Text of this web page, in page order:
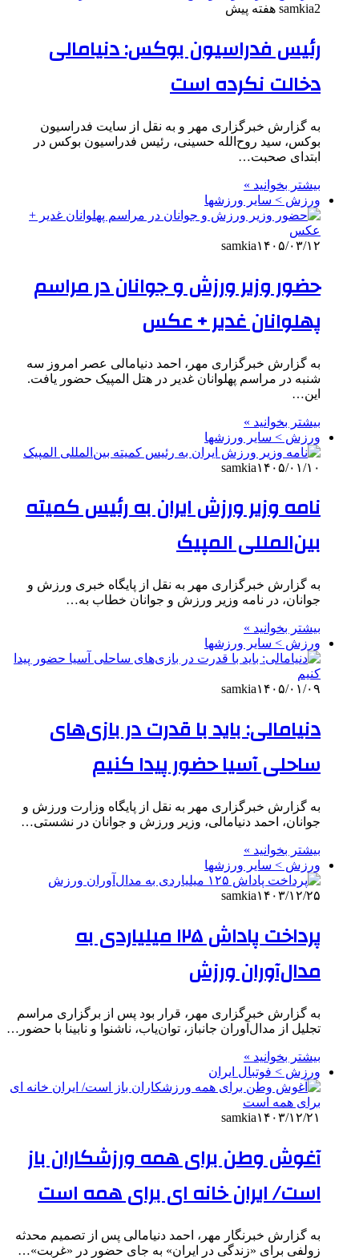
samkia2 هفته پیش
رئیس فدراسیون بوکس: دنیامالی
دخالت نکرده است
به گزارش خبرگزاری مهر و به نقل از سایت فدراسیون
بوکس، سید روح‌الله حسینی، رئیس فدراسیون بوکس در
ابتدای صحبت…
بیشتر بخوانید »
ورزش > سایر ورزشها
samkia۱۴۰۵/۰۳/۱۲
حضور وزیر ورزش و جوانان در مراسم
پهلوانان غدیر + عکس
به گزارش خبرگزاری مهر، احمد دنیامالی عصر امروز سه
شنبه در مراسم پهلوانان غدیر در هتل المپیک حضور یافت.
این…
بیشتر بخوانید »
ورزش > سایر ورزشها
samkia۱۴۰۵/۰۱/۱۰
نامه وزیر ورزش ایران به رئیس کمیته
بین‌المللی المپیک
به گزارش خبرگزاری مهر به نقل از پایگاه خبری ورزش و
جوانان، در نامه وزیر ورزش و جوانان خطاب به…
بیشتر بخوانید »
ورزش > سایر ورزشها
samkia۱۴۰۵/۰۱/۰۹
دنیامالی: باید با قدرت در بازی‌های
ساحلی آسیا حضور پیدا کنیم
به گزارش خبرگزاری مهر به نقل از پایگاه وزارت ورزش و
جوانان، احمد دنیامالی، وزیر ورزش و جوانان در نشستی…
بیشتر بخوانید »
ورزش > سایر ورزشها
samkia۱۴۰۳/۱۲/۲۵
پرداخت پاداش ۱۲۵ میلیاردی به
مدال‌آوران ورزش
به گزارش خبرگزاری مهر، قرار بود پس از برگزاری مراسم
تجلیل از مدال‌آوران جانباز، توان‌یاب، ناشنوا و نابینا با حضور…
بیشتر بخوانید »
ورزش > فوتبال ایران
samkia۱۴۰۳/۱۲/۲۱
آغوش وطن برای همه ورزشکاران باز
است/ ایران خانه ای برای همه است
به گزارش خبرنگار مهر، احمد دنیامالی پس از تصمیم محدثه
زولفی برای «زندگی در ایران» به جای حضور در «غربت»…